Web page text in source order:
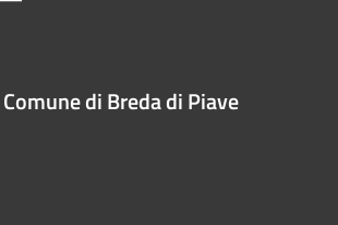
Comune di Breda di Piave